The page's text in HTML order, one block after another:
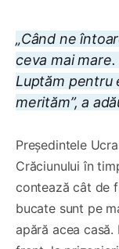
„Când ne
ceva mai
Luptăm pentru
merităm”, a
Președintele
Crăciunului în
contează cât de
bucate sunt pe
apără acea